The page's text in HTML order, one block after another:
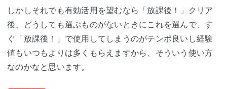
しかしそれでも有効活用を望むなら「放課後！」クリア
後、どうしても選ぶものがないときにこれを選んで、す
ぐ「放課後！」で使用してしまうのがテンポ良いし経験
値もいつもよりは多くもらえますから、そういう使い方
なのかなと思います。